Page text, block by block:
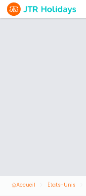
Accueil États-Unis